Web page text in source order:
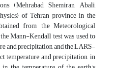
(Mehrabad, Shemiran, Abali,
of Tehran province in the
from the Meteorological
Mann-Kendall test was used to
and precipitation, and the LARS-
temperature and precipitation, in